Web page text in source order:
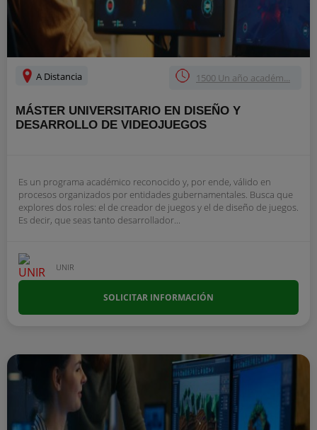
A Distancia 1500 Un año académ...
MÁSTER UNIVERSITARIO EN DISEÑO Y
DESARROLLO DE VIDEOJUEGOS
Es un programa académico reconocido y, por ende, válido en
procesos organizados por entidades gubernamentales. Busca que
explores dos roles: el de creador de juegos y el de diseño de juegos.
Es decir, que seas tanto desarrollador...
UNIR
SOLICITAR INFORMACIÓN